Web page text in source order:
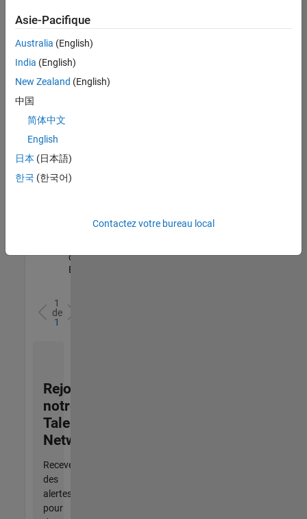
lieu
pour
l’ensemble
des
opportunités
votre
région.
Senior Software Quality Engineer
Senior
Engineer
qualité |
Expérimenté(e)
1
de
1
Rejoignez
notre
Talent
Network
Recevez
des
alertes
pour
Asie-Pacifique
Australia (English)
India (English)
New Zealand (English)
中国
简体中文
English
日本 (日本語)
한국 (한국어)
Contactez votre bureau local